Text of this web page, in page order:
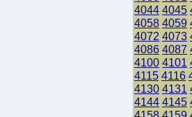
4044 4045
4058 4059
4072 4073
4086 4087
4100 4101
4115 4116
4130 4131
4144 4145